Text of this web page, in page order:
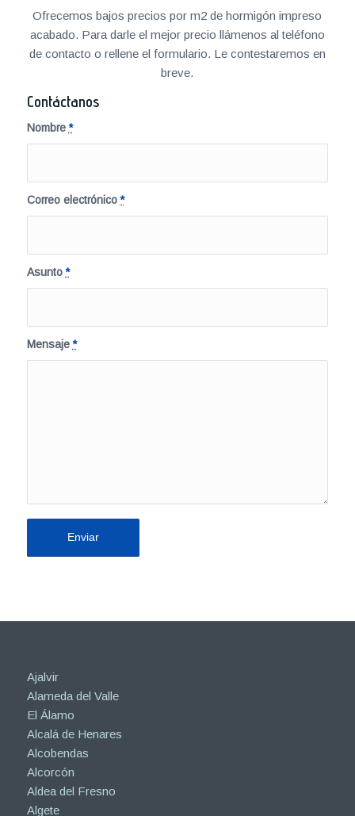
Ofrecemos bajos precios por m2 de hormigón impreso
acabado. Para darle el mejor precio llámenos al teléfono
de contacto o rellene el formulario. Le contestaremos en
breve.
Contáctanos
Nombre*
Correo electrónico*
Asunto*
Mensaje*
Ajalvir
Alameda del Valle
El Álamo
Alcalá de Henares
Alcobendas
Alcorcón
Aldea del Fresno
Algete